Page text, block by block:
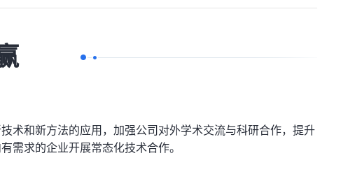
术和新方法的应用，加强公司对外学术交流与科研合作，提升
需求的企业开展常态化技术合作。